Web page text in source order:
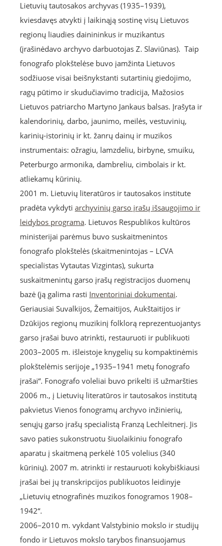
Lietuvių tautosakos archyvas (1935–1939),
kviesdavęs atvykti į laikinąją sostinę visų Lietuvos
regionų liaudies dainininkus ir muzikantus
(įrašinėdavo archyvo darbuotojas Z. Slaviūnas). Taip
fonografo plokštelėse buvo įamžinta Lietuvos
sodžiuose visai beišnykstanti sutartinių giedojimo,
ragų pūtimo ir skudučiavimo tradicija, Mažosios
Lietuvos patriarcho Martyno Jankaus balsas. Įrašyta ir
kalendorinių, darbo, jaunimo, meilės, vestuvinių,
karinių-istorinių ir kt. žanrų dainų ir muzikos
instrumentais: ožragiu, lamzdeliu, birbyne, smuiku,
Peterburgo armonika, dambreliu, cimbolais ir kt.
atliekamų kūrinių.
2001 m. Lietuvių literatūros ir tautosakos institute
pradėta vykdyti archyvinių garso įrašų išsaugojimo ir
leidybos programa. Lietuvos Respublikos kultūros
ministerijai parėmus buvo suskaitmenintos
fonografo plokštelės (skaitmenintojas – LCVA
specialistas Vytautas Vizgintas), sukurta
suskaitmenintų garso įrašų registracijos duomenų
bazė (ją galima rasti Inventoriniai dokumentai.
Geriausiai Suvalkijos, Žemaitijos, Aukštaitijos ir
Dzūkijos regionų muzikinį folklorą reprezentuojantys
garso įrašai buvo atrinkti, restauruoti ir publikuoti
2003–2005 m. išleistoje knygelių su kompaktinėmis
plokštelėmis serijoje „1935–1941 metų fonografo
įrašai“. Fonografo voleliai buvo prikelti iš užmaršties
2006 m., į Lietuvių literatūros ir tautosakos institutą
pakvietus Vienos fonogramų archyvo inžinierių,
senųjų garso įrašų specialistą Franzą Lechleitnerį. Jis
savo paties sukonstruotu šiuolaikiniu fonografo
aparatu į skaitmeną perkėlė 105 volelius (340
kūrinių). 2007 m. atrinkti ir restauruoti kokybiškiausi
įrašai bei jų transkripcijos publikuotos leidinyje
„Lietuvių etnografinės muzikos fonogramos 1908–
1942“.
2006–2010 m. vykdant Valstybinio mokslo ir studijų
fondo ir Lietuvos mokslo tarybos finansuojamus